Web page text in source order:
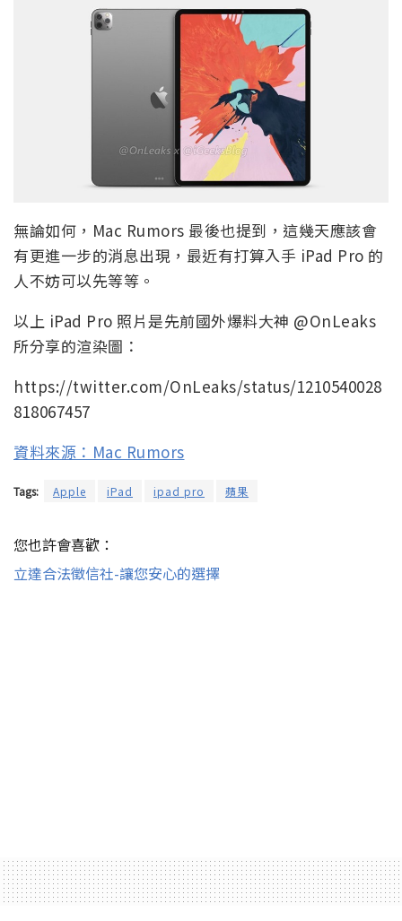
無論如何，Mac Rumors 最後也提到，這幾天應該會
有更進一步的消息出現，最近有打算入手 iPad Pro 的
人不妨可以先等等。
以上 iPad Pro 照片是先前國外爆料大神 @OnLeaks
所分享的渲染圖：
https://twitter.com/OnLeaks/status/1210540028
818067457
資料來源：Mac Rumors
Tags: Apple iPad ipad pro 蘋果
您也許會喜歡：
立達合法徵信社-讓您安心的選擇